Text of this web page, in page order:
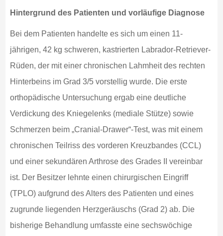
Hintergrund des Patienten und vorläufige Diagnose
Bei dem Patienten handelte es sich um einen 11-
jährigen, 42 kg schweren, kastrierten Labrador-Retriever-
Rüden, der mit einer chronischen Lahmheit des rechten
Hinterbeins im Grad 3/5 vorstellig wurde. Die erste
orthopädische Untersuchung ergab eine deutliche
Verdickung des Kniegelenks (mediale Stütze) sowie
Schmerzen beim „Cranial-Drawer“-Test, was mit einem
chronischen Teilriss des vorderen Kreuzbandes (CCL)
und einer sekundären Arthrose des Grades II vereinbar
ist. Der Besitzer lehnte einen chirurgischen Eingriff
(TPLO) aufgrund des Alters des Patienten und eines
zugrunde liegenden Herzgeräuschs (Grad 2) ab. Die
bisherige Behandlung umfasste eine sechswöchige